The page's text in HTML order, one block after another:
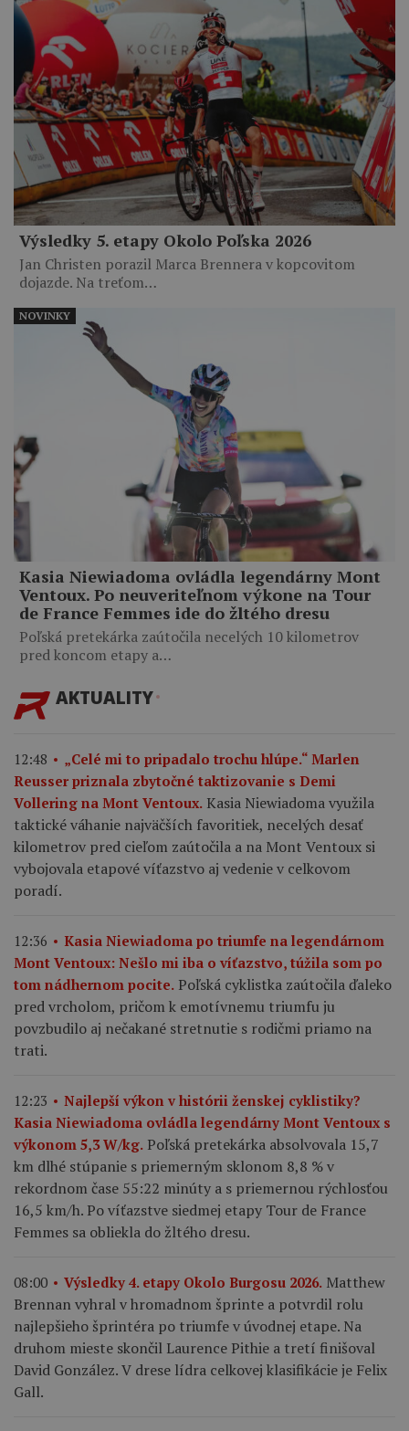
Výsledky 5. etapy Okolo Poľska 2026
Jan Christen porazil Marca Brennera v kopcovitom
dojazde. Na treťom…
Kasia Niewiadoma ovládla legendárny Mont
Ventoux. Po neuveriteľnom výkone na Tour
de France Femmes ide do žltého dresu
Poľská pretekárka zaútočila necelých 10 kilometrov
pred koncom etapy a…
NOVINKY
AKTUALITY
12:48
„Celé mi to pripadalo trochu hlúpe.“ Marlen
Reusser priznala zbytočné taktizovanie s Demi
Vollering na Mont Ventoux. Kasia Niewiadoma využila
taktické váhanie najväčších favoritiek, necelých desať
kilometrov pred cieľom zaútočila a na Mont Ventoux si
vybojovala etapové víťazstvo aj vedenie v celkovom
poradí.
12:36
Kasia Niewiadoma po triumfe na legendárnom
Mont Ventoux: Nešlo mi iba o víťazstvo, túžila som po
tom nádhernom pocite. Poľská cyklistka zaútočila ďaleko
pred vrcholom, pričom k emotívnemu triumfu ju
povzbudilo aj nečakané stretnutie s rodičmi priamo na
trati.
12:23
Najlepší výkon v histórii ženskej cyklistiky?
Kasia Niewiadoma ovládla legendárny Mont Ventoux s
výkonom 5,3 W/kg. Poľská pretekárka absolvovala 15,7
km dlhé stúpanie s priemerným sklonom 8,8 % v
rekordnom čase 55:22 minúty a s priemernou rýchlosťou
16,5 km/h. Po víťazstve siedmej etapy Tour de France
Femmes sa obliekla do žltého dresu.
08:00 Výsledky 4. etapy Okolo Burgosu 2026. Matthew
Brennan vyhral v hromadnom šprinte a potvrdil rolu
najlepšieho šprintéra po triumfe v úvodnej etape. Na
druhom mieste skončil Laurence Pithie a tretí finišoval
David González. V drese lídra celkovej klasifikácie je Felix
Gall.